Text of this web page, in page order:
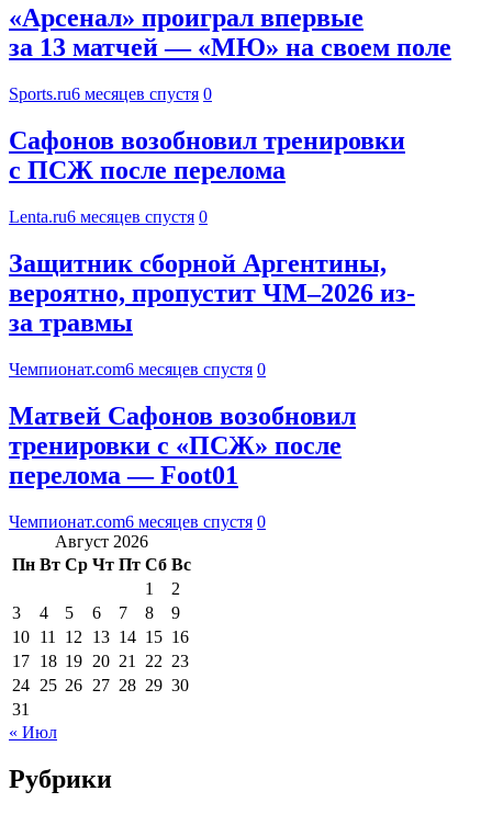
«Арсенал» проиграл впервые
за 13 матчей — «МЮ» на своем поле
Sports.ru6 месяцев спустя 0
Сафонов возобновил тренировки
с ПСЖ после перелома
Lenta.ru6 месяцев спустя 0
Защитник сборной Аргентины,
вероятно, пропустит ЧМ–2026 из-
за травмы
Чемпионат.com6 месяцев спустя 0
Матвей Сафонов возобновил
тренировки с «ПСЖ» после
перелома — Foot01
Чемпионат.com6 месяцев спустя 0
Август 2026
Пн Вт Ср Чт Пт Сб Вс
1
2
3
4 5 6 7 8
9
10 11 12 13 14 15 16
17 18 19 20 21 22 23
24 25 26 27 28 29 30
31
« Июл
Рубрики